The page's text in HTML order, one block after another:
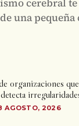
cerebral
una
organizaciones
AGOSTO, 2026